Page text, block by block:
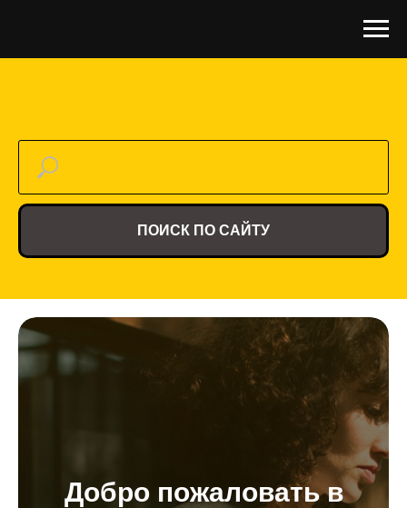
ПОИСК ПО САЙТУ
Добро пожаловать в